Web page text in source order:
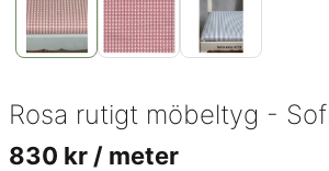
Rosa rutigt möbeltyg -
830 kr / meter